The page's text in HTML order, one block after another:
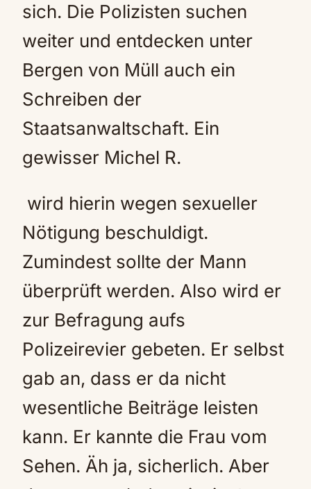
sich. Die Polizisten suchen
weiter und entdecken unter
Bergen von Müll auch ein
Schreiben der
Staatsanwaltschaft. Ein
gewisser Michel R.
wird hierin wegen sexueller
Nötigung beschuldigt.
Zumindest sollte der Mann
überprüft werden. Also wird er
zur Befragung aufs
Polizeirevier gebeten. Er selbst
gab an, dass er da nicht
wesentliche Beiträge leisten
kann. Er kannte die Frau vom
Sehen. Äh ja, sicherlich. Aber